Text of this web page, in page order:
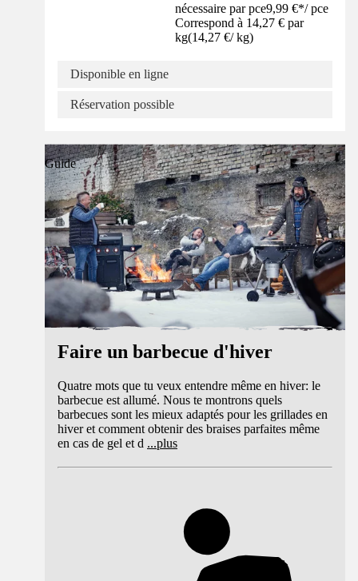
nécessaire par pce9,99 €*/ pce
Correspond à 14,27 € par
kg(14,27 €/ kg)
Disponible en ligne
Réservation possible
Guide
Faire un barbecue d'hiver
Quatre mots que tu veux entendre même en hiver: le
barbecue est allumé. Nous te montrons quels
barbecues sont les mieux adaptés pour les grillades en
hiver et comment obtenir des braises parfaites même
en cas de gel et d ...plus